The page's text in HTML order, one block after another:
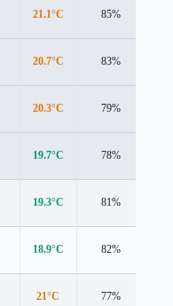
21.1°C 85%
20.7°C 83%
20.3°C 79%
19.7°C 78%
19.3°C 81%
18.9°C 82%
21°C 77%